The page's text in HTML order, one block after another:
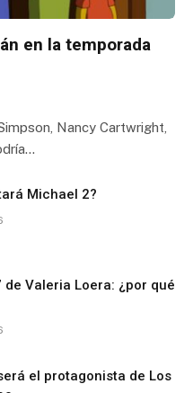
en la temporada
Nancy Cartwright,
Michael 2?
de Valeria Loera: ¿por qué
el protagonista de Los